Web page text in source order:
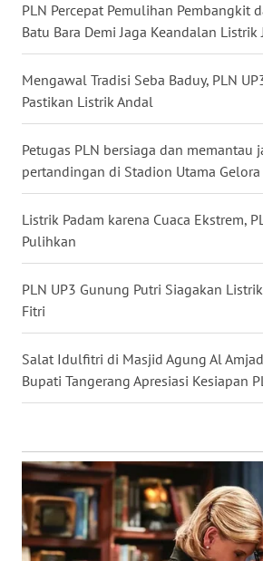
PLN Percepat Pemulihan Pembangkit
Batu Bara Demi Jaga Keandalan Listrik
Mengawal Tradisi Seba Baduy, PLN
Pastikan Listrik Andal
Petugas PLN bersiaga dan memantau
pertandingan di Stadion Utama
Listrik Padam karena Cuaca Ekstrem,
Pulihkan
PLN UP3 Gunung Putri Siagakan
Fitri
Salat Idulfitri di Masjid Agung Al
Bupati Tangerang Apresiasi Kesiapan
KALTARA
KALSEL
WN
KALTIM
WN
SULSEL
WN
GORONTALO
WN
WN
MALUT
WN
DAIRI